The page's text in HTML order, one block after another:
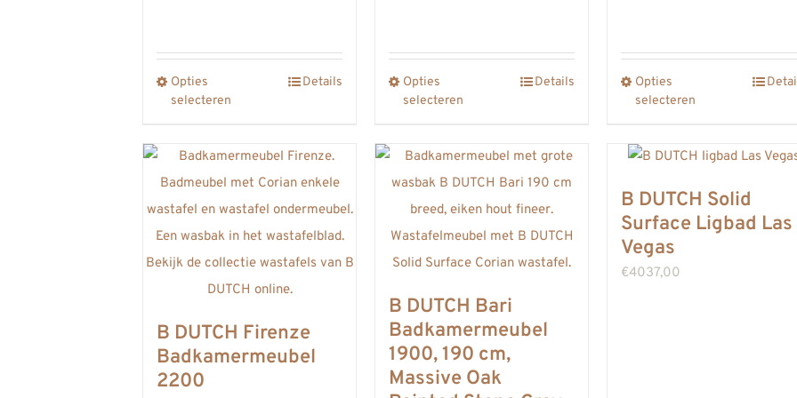
Opties
selecteren
meerdere
variaties.
Deze
optie
kan
gekozen
worden
op
Details
Opties
selecteren
meerdere
variaties.
Deze
optie
kan
gekozen
worden
op
de
Details
Opties
selecteren
meerdere
variaties.
Deze
B DUTCH Firenze
Badkamermeubel
2200
B DUTCH Bari
Badkamermeubel
1900, 190 cm,
Massive Oak
B DUTCH Solid
Surface Ligbad Las
Vegas
€4037,00